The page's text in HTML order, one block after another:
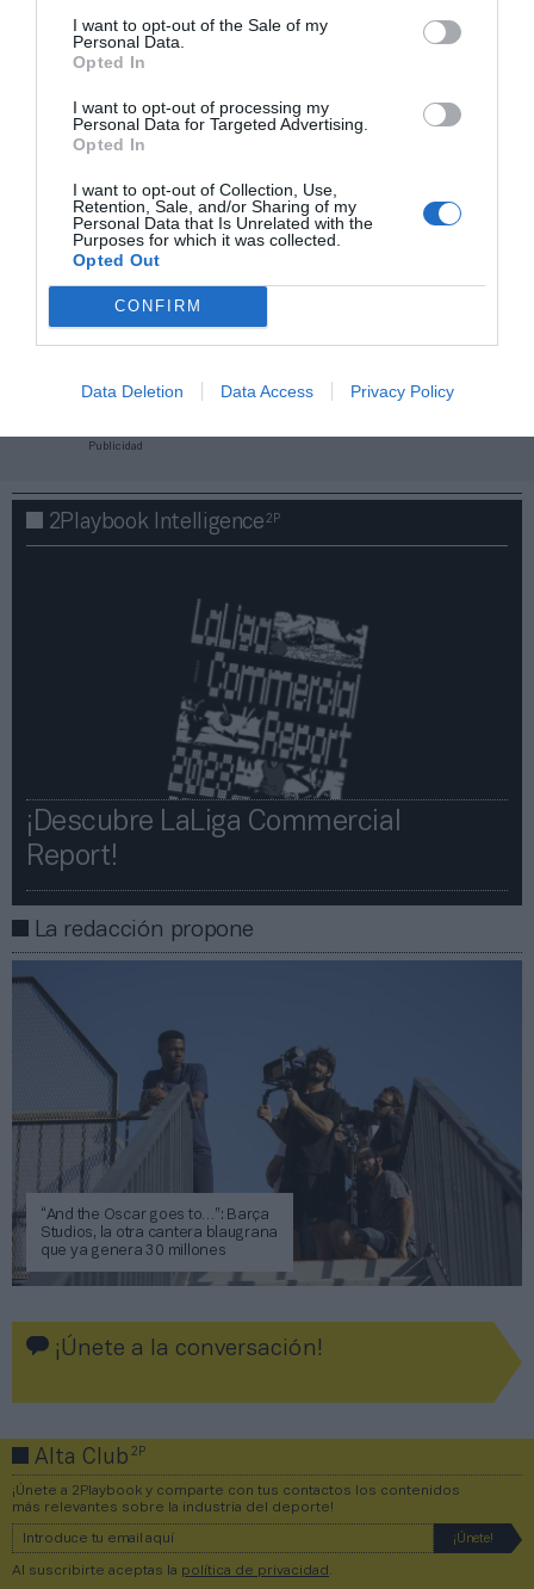
I want to opt-out of the Sale of my
Personal Data.
Opted In
I want to opt-out of processing my
Personal Data for Targeted Advertising.
Opted In
I want to opt-out of Collection, Use,
Retention, Sale, and/or Sharing of my
Personal Data that Is Unrelated with the
Purposes for which it was collected.
Opted Out
CONFIRM
Data Deletion Data Access Privacy Policy
¡Haz click aquí y accede sin límites a contenidos
Publicidad
2Playbook Intelligence2P
¡Descubre LaLiga Commercial
Report!​​
La redacción propone
“And the Oscar goes to…”: Barça
Studios, la otra cantera blaugrana
que ya genera 30 millones
¡Únete a la conversación!
Alta Club2P
¡Únete a 2Playbook y comparte con tus contactos los contenidos
más relevantes sobre la industria del deporte!
Al suscribirte aceptas la política de privacidad